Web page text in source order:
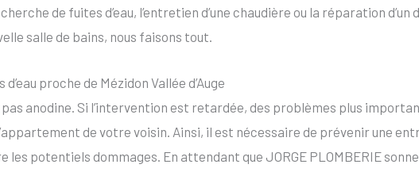
de fuites d’eau, l’entretien d’une chaudière ou la réparation d’un
salle de bains, nous faisons tout.
proche de Mézidon Vallée d’Auge
pas anodine. Si l’intervention est retardée, des problèmes plus
de votre voisin. Ainsi, il est nécessaire de prévenir une
les potentiels dommages. En attendant que JORGE PLOMBERIE